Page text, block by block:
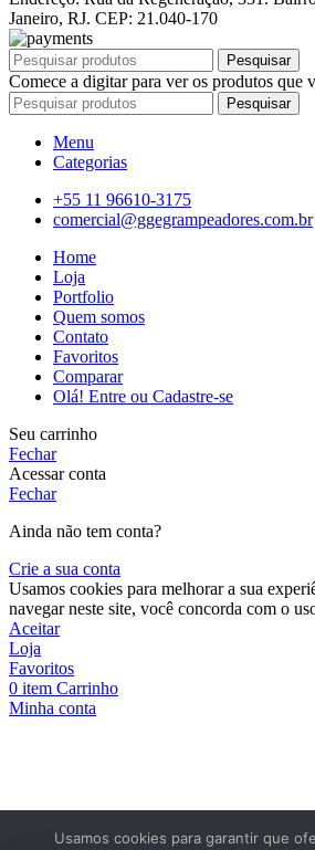
Janeiro, RJ. CEP: 21.040-170
Pesquisar
Comece a digitar para ver os produtos que
Pesquisar
Menu
Categorias
+55 11 96610-3175
comercial@ggegrampeadores.com.br
Home
Loja
Portfolio
Quem somos
Contato
Favoritos
Comparar
Olá! Entre ou Cadastre-se
Seu carrinho
Fechar
Acessar conta
Fechar
Ainda não tem conta?
Crie a sua conta
Usamos cookies para melhorar a sua
navegar neste site, você concorda com o
Aceitar
Loja
Favoritos
0 item Carrinho
Minha conta
Usamos cookies para garantir que